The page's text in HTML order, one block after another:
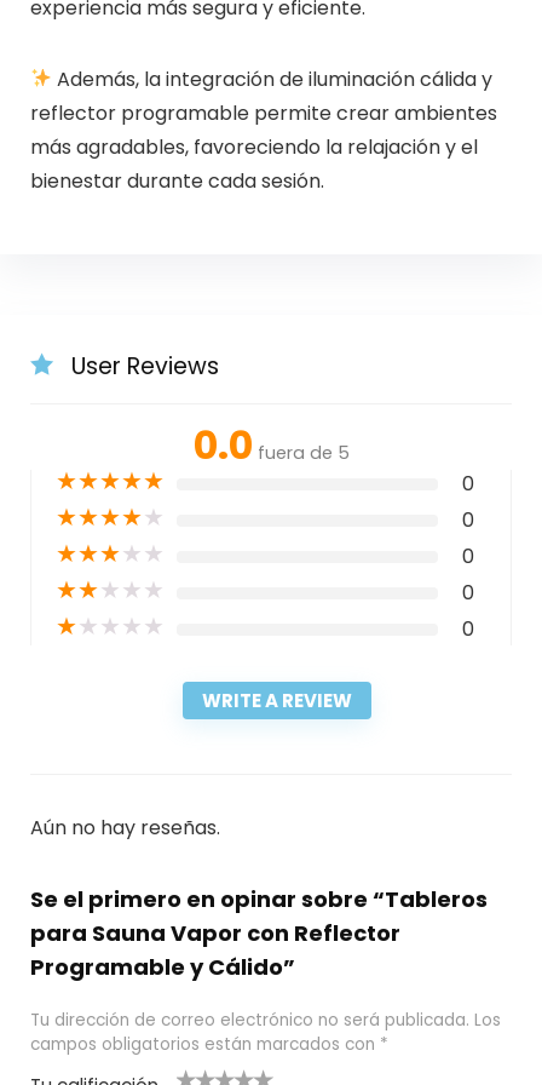
experiencia más segura y eficiente.
Además, la integración de iluminación cálida y
reflector programable permite crear ambientes
más agradables, favoreciendo la relajación y el
bienestar durante cada sesión.
User Reviews
0.0 fuera de 5
★★★★★ 0
★★★★★ 0
★★★★★ 0
★★★★★ 0
★★★★★ 0
WRITE A REVIEW
Aún no hay reseñas.
Se el primero en opinar sobre “Tableros
para Sauna Vapor con Reflector
Programable y Cálido”
Tu dirección de correo electrónico no será publicada. Los
campos obligatorios están marcados con *